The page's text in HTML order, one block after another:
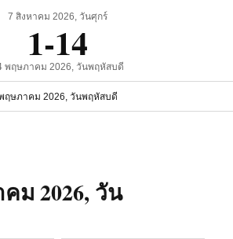
7 สิงหาคม 2026, วันศุกร์
1-14
พฤษภาคม 2026, วันพฤหัสบดี
ฤษภาคม 2026, วันพฤหัสบดี
ม 2026, วัน